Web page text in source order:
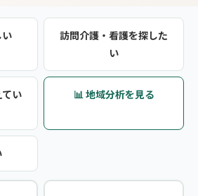
訪問介護・看護を探した
い
い
📊 地域分析を見る